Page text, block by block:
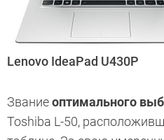
Lenovo IdeaPad U430P
Званиеоптимального
Toshiba L-50,